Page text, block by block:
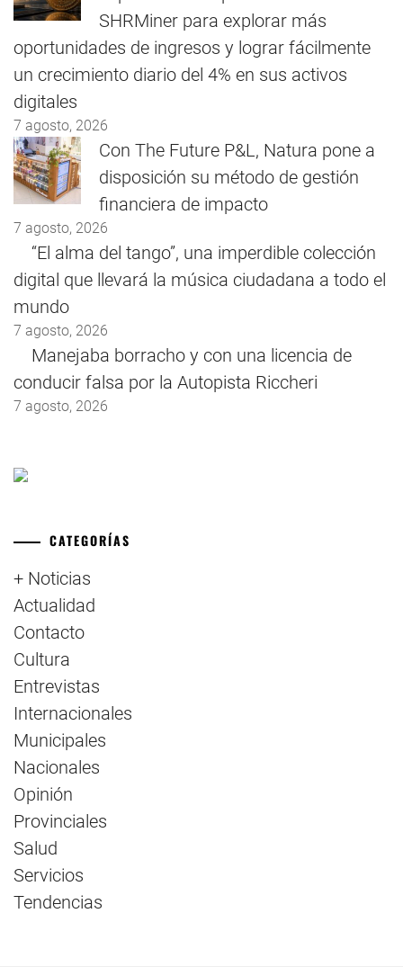
SHRMiner para explorar más
oportunidades de ingresos y lograr fácilmente
un crecimiento diario del 4% en sus activos
digitales
7 agosto, 2026
Con The Future P&L, Natura pone a
disposición su método de gestión
financiera de impacto
7 agosto, 2026
“El alma del tango”, una imperdible colección
digital que llevará la música ciudadana a todo el
mundo
7 agosto, 2026
Manejaba borracho y con una licencia de
conducir falsa por la Autopista Riccheri
7 agosto, 2026
CATEGORÍAS
+ Noticias
Actualidad
Contacto
Cultura
Entrevistas
Internacionales
Municipales
Nacionales
Opinión
Provinciales
Salud
Servicios
Tendencias